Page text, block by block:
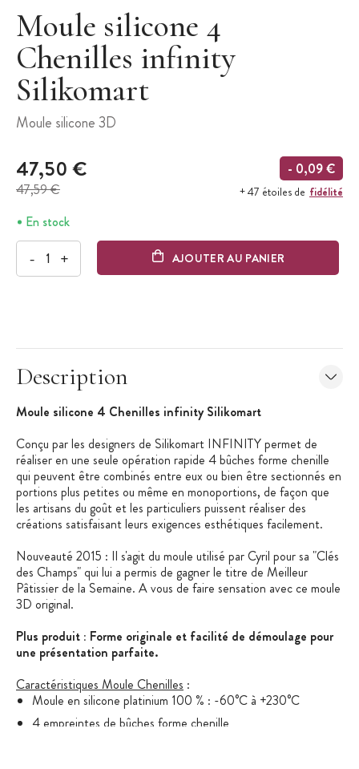
Moule silicone 4
Chenilles infinity
Silikomart
Moule silicone 3D
47,50 €
47,59 €
- 0,09 €
+ 47 étoiles de fidélité
En stock
- + AJOUTER AU PANIER
Description
Moule silicone 4 Chenilles infinity Silikomart
Conçu par les designers de Silikomart INFINITY permet de
réaliser en une seule opération rapide 4 bûches forme chenille
qui peuvent être combinés entre eux ou bien être sectionnés en
portions plus petites ou même en monoportions, de façon que
les artisans du goût et les particuliers puissent réaliser des
créations satisfaisant leurs exigences esthétiques facilement.
Nouveauté 2015 : Il s'agit du moule utilisé par Cyril pour sa "Clés
des Champs" qui lui a permis de gagner le titre de Meilleur
Pâtissier de la Semaine. A vous de faire sensation avec ce moule
3D original.
Plus produit : Forme originale et facilité de démoulage pour
une présentation parfaite.
Caractéristiques Moule Chenilles :
Moule en silicone platinium 100 % : -60°C à +230°C
4 empreintes de bûches forme chenille